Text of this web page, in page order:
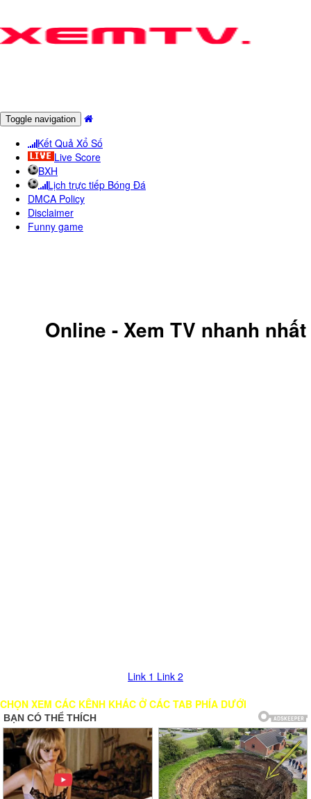
Toggle navigation
Kết Quả Xổ Số
Live Score
BXH
Lịch trực tiếp Bóng Đá
DMCA Policy
Disclaimer
Funny game
Online - Xem TV nhanh nhất
Link 1 Link 2
CHỌN XEM CÁC KÊNH KHÁC Ở CÁC TAB PHÍA DƯỚI